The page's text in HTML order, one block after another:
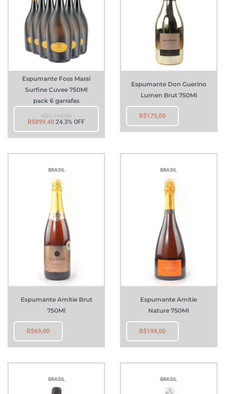
Espumante Foss Marai
Surfine Cuvee 750Ml
pack 6 garrafas
R$1.188,00
R$899,40 24.3% OFF
Espumante Don Guerino
Lumen Brut 750Ml
R$175,00
BRASIL
Espumante Amitie Brut
750Ml
R$69,00
BRASIL
Espumante Amitie
Nature 750Ml
R$198,00
BRASIL BRASIL